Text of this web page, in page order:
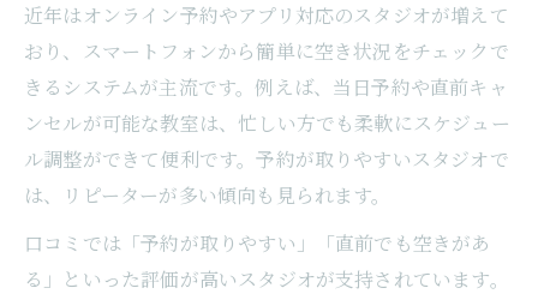
近年はオンライン予約やアプリ対応のスタジオが増えて
おり、スマートフォンから簡単に空き状況をチェックで
きるシステムが主流です。例えば、当日予約や直前キャ
ンセルが可能な教室は、忙しい方でも柔軟にスケジュー
ル調整ができて便利です。予約が取りやすいスタジオで
は、リピーターが多い傾向も見られます。
口コミでは「予約が取りやすい」「直前でも空きがあ
る」といった評価が高いスタジオが支持されています。